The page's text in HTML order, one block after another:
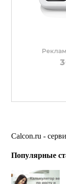
Calcon.ru -
Популярные